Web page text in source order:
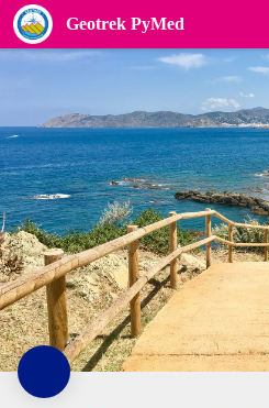
Geotrek PyMed
(E12 - GR 92) Llançà -Port de la Selva